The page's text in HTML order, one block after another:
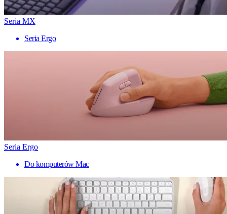
Seria MX
Seria Ergo
Seria Ergo
Do komputerów Mac